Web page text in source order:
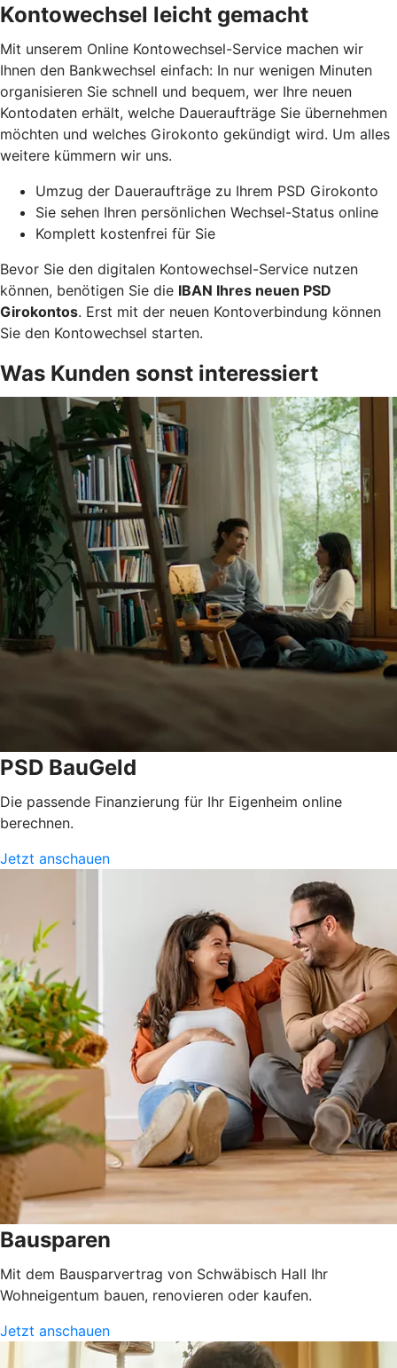
Kontowechsel leicht gemacht
Mit unserem Online Kontowechsel-Service machen wir
Ihnen den Bankwechsel einfach: In nur wenigen Minuten
organisieren Sie schnell und bequem, wer Ihre neuen
Kontodaten erhält, welche Daueraufträge Sie übernehmen
möchten und welches Girokonto gekündigt wird. Um alles
weitere kümmern wir uns.
Umzug der Daueraufträge zu Ihrem PSD Girokonto
Sie sehen Ihren persönlichen Wechsel-Status online
Komplett kostenfrei für Sie
Bevor Sie den digitalen Kontowechsel-Service nutzen
können, benötigen Sie die IBAN Ihres neuen PSD
Girokontos. Erst mit der neuen Kontoverbindung können
Sie den Kontowechsel starten.
Was Kunden sonst interessiert
PSD BauGeld
Die passende Finanzierung für Ihr Eigenheim online
berechnen.
Jetzt anschauen
Bausparen
Mit dem Bausparvertrag von Schwäbisch Hall Ihr
Wohneigentum bauen, renovieren oder kaufen.
Jetzt anschauen